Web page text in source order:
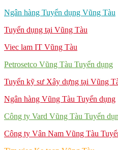
Ngân hàng Tuyển dụng Vũng Tàu
Tuyển dụng tại Vũng Tàu
Viec lam IT Vũng Tàu
Petrosetco Vũng Tàu Tuyển dụng
Tuyển kỹ sư Xây dựng tại Vũng
Ngân hàng Vũng Tàu Tuyển dụng
Công ty Vard Vũng Tàu Tuyển
Công ty Vân Nam Vũng Tàu